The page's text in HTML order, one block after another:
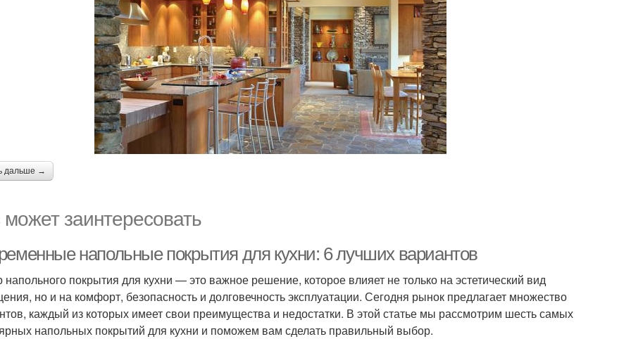
дальше →
заинтересовать
напольные покрытия для кухни: 6 лучших вариантов
покрытия для кухни — это важное решение, которое влияет не только на эстетический вид
но и на комфорт, безопасность и долговечность эксплуатации. Сегодня рынок предлагает множество
каждый из которых имеет свои преимущества и недостатки. В этой статье мы рассмотрим шесть самых
напольных покрытий для кухни и поможем вам сделать правильный выбор.